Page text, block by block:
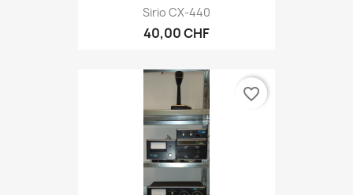
Sirio CX-440
40,00 CHF
favorite_border